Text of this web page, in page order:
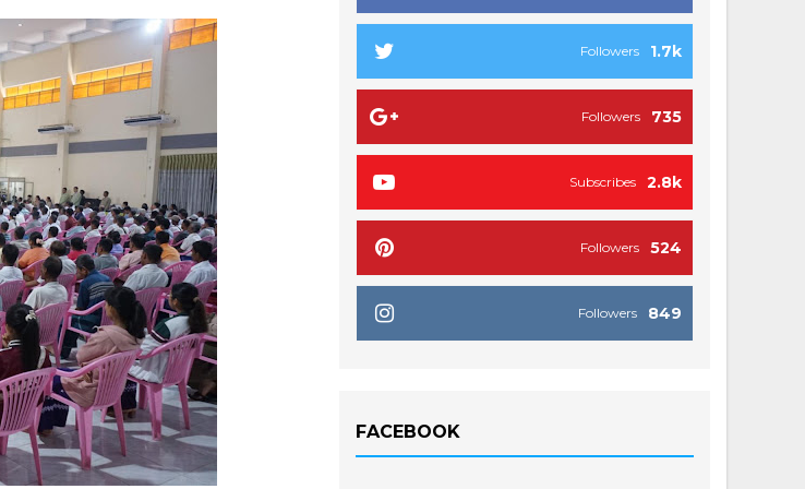
1.7k
Followers
735
Followers
2.8k
Subscribes
524
Followers
849
Followers
FACEBOOK